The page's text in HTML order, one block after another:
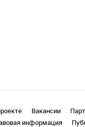
Вакансии
информация